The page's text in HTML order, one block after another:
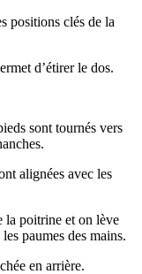
positions clés de la
d’étirer le dos.
sont tournés vers
alignées avec les
la poitrine et on lève
paumes des mains.
en arrière.